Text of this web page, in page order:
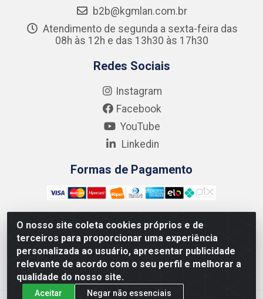
O nosso site coleta cookies próprios e de
terceiros para proporcionar uma experiência
personalizada ao usuário, apresentar publicidade
relevante de acordo com o seu perfil e melhorar a
qualidade do nosso site.
Aceitar Negar não essenciais
b2b@kgmlan.com.br
Atendimento de segunda a sexta-feira das
08h às 12h e das 13h30 às 17h30
Redes Sociais
Instagram
Facebook
YouTube
Linkedin
Formas de Pagamento
Kgmlan Distribuidora LTDA - CNPJ 18.217.682/0001-54 -
Rua Pedro de Barros Cavalcante, 58 - Bultrins, Olinda/PE
- CEP 53320-110